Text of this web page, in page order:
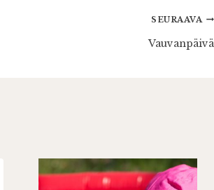
SEURAAVA
Vauvanpäivä